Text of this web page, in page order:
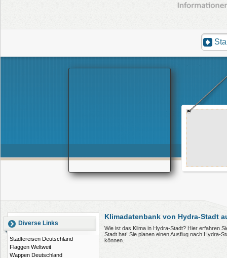
Diverse Links
Städtereisen Deutschland
Flaggen Weltweit
Wappen Deutschland
Klimadatenbank von Hydra-Stadt
Wie ist das Klima in Hydra-Stadt? Hier erfahren
Stadt hat! Sie planen einen Ausflug nach Hydra-
können.